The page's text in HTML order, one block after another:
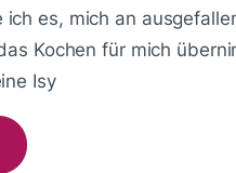
es, mich an
Kochen für mich
Isy